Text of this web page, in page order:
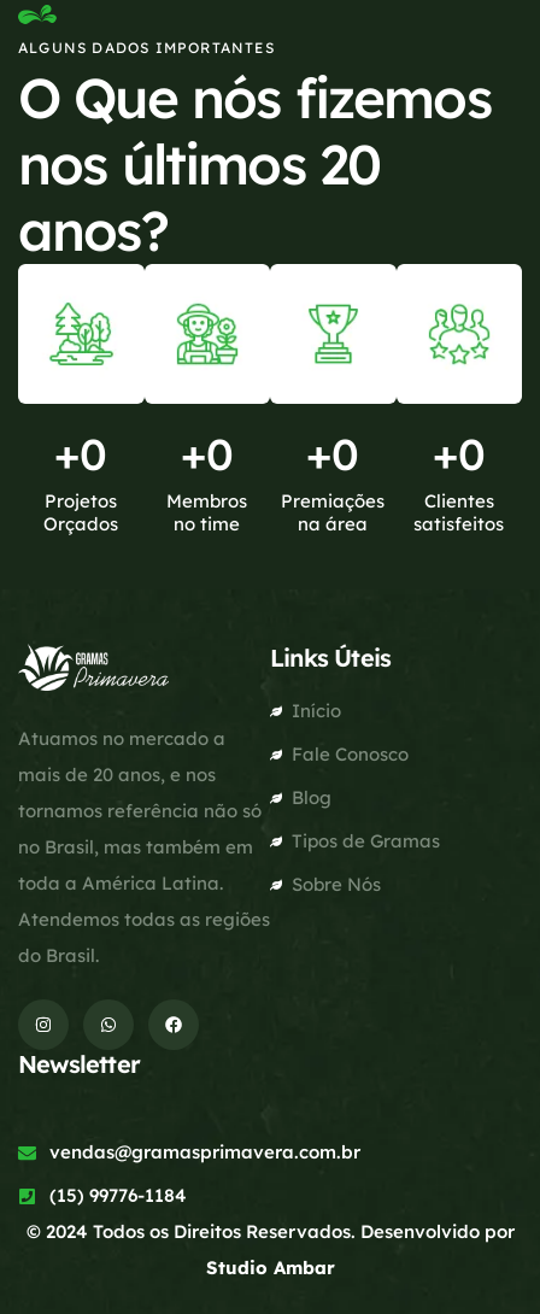
ALGUNS DADOS IMPORTANTES
O Que nós fizemos
nos últimos 20
anos?
+0
Projetos
Orçados
+0
Membros
no time
+0
Premiações
na área
+0
Clientes
satisfeitos
Atuamos no mercado a
mais de 20 anos, e nos
tornamos referência não só
no Brasil, mas também em
toda a América Latina.
Atendemos todas as regiões
do Brasil.
Links Úteis
Início
Fale Conosco
Blog
Tipos de Gramas
Sobre Nós
Newsletter
vendas@gramasprimavera.com.br
(15) 99776-1184
© 2024 Todos os Direitos Reservados. Desenvolvido por
Studio Ambar